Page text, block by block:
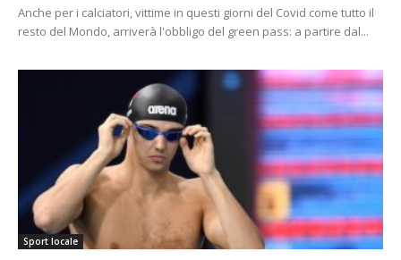
Anche per i calciatori, vittime in questi giorni del Covid come tutto il
resto del Mondo, arriverà l'obbligo del green pass: a partire dal...
Sport locale